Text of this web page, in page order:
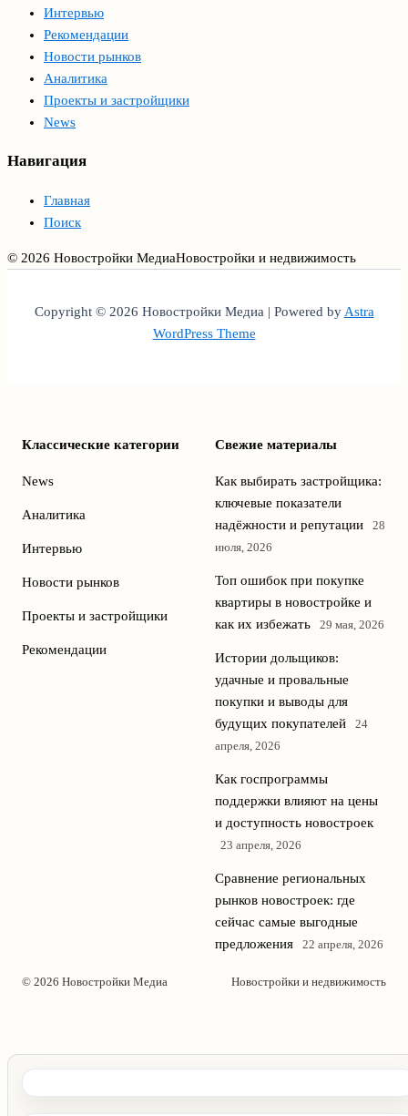
Интервью
Рекомендации
Новости рынков
Аналитика
Проекты и застройщики
News
Навигация
Главная
Поиск
© 2026 Новостройки МедиаНовостройки и недвижимость
Copyright © 2026 Новостройки Медиа | Powered byAstra
WordPress Theme
Классические категории
News
Аналитика
Интервью
Новости рынков
Проекты и застройщики
Рекомендации
Свежие материалы
Как выбирать застройщика:
ключевые показатели
надёжности и репутации
28
июля, 2026
Топ ошибок при покупке
квартиры в новостройке и
как их избежать
29 мая, 2026
Истории дольщиков:
удачные и провальные
покупки и выводы для
будущих покупателей
24
апреля, 2026
Как госпрограммы
поддержки влияют на цены
и доступность новостроек
23 апреля, 2026
Сравнение региональных
рынков новостроек: где
сейчас самые выгодные
предложения
22 апреля, 2026
© 2026 Новостройки Медиа Новостройки и недвижимость